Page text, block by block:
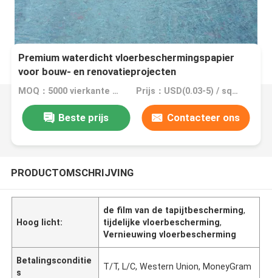
Premium waterdicht vloerbeschermingspapier
voor bouw- en renovatieprojecten
MOQ：5000 vierkante meter, 10000 vierkante meter met druk Prijs：USD(0.03-5) / square meter
Beste prijs Contacteer ons
PRODUCTOMSCHRIJVING
Hoog licht:
de film van de tapijtbescherming,
tijdelijke vloerbescherming,
Vernieuwing vloerbescherming
Betalingsconditie
s
T/T, L/C, Western Union, MoneyGram